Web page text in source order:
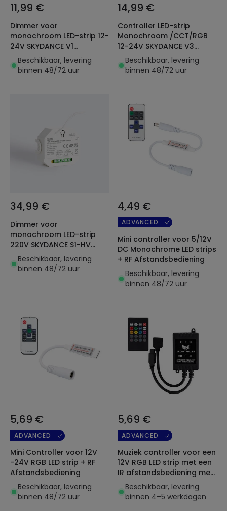
11,99 €
Dimmer voor
monochroom LED-strip 12-
24V SKYDANCE V1
Compatibel met drukknop
en RF-afstandsbediening
Beschikbaar, levering
binnen 48/72 uur
14,99 €
Controller LED-strip
Monochroom /CCT/RGB
12-24V SKYDANCE V3
Compatibel met RF-
afstandsbediening
Beschikbaar, levering
binnen 48/72 uur
34,99 €
Dimmer voor
monochroom LED-strip
220V SKYDANCE S1-HV
Compatibel met drukknop
en RF-afstandsbediening
Beschikbaar, levering
binnen 48/72 uur
4,49 €
ADVANCED
Mini controller voor 5/12V
DC Monochrome LED strips
+ RF Afstandsbediening
Beschikbaar, levering
binnen 48/72 uur
5,69 €
ADVANCED
Mini Controller voor 12V
-24V RGB LED strip + RF
Afstandsbediening
Beschikbaar, levering
binnen 48/72 uur
5,69 €
ADVANCED
Muziek controller voor een
12V RGB LED strip met een
IR afstandsbediening met
20 knoppen
Beschikbaar, levering
binnen 4–5 werkdagen